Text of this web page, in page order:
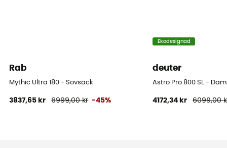
Rab
Mythic Ultra 180 - Sovsäck
3837,65 kr 6999,00 kr -45%
Ekodesignad
deuter
Astro Pro 800 SL -
4172,34 kr 6099,00